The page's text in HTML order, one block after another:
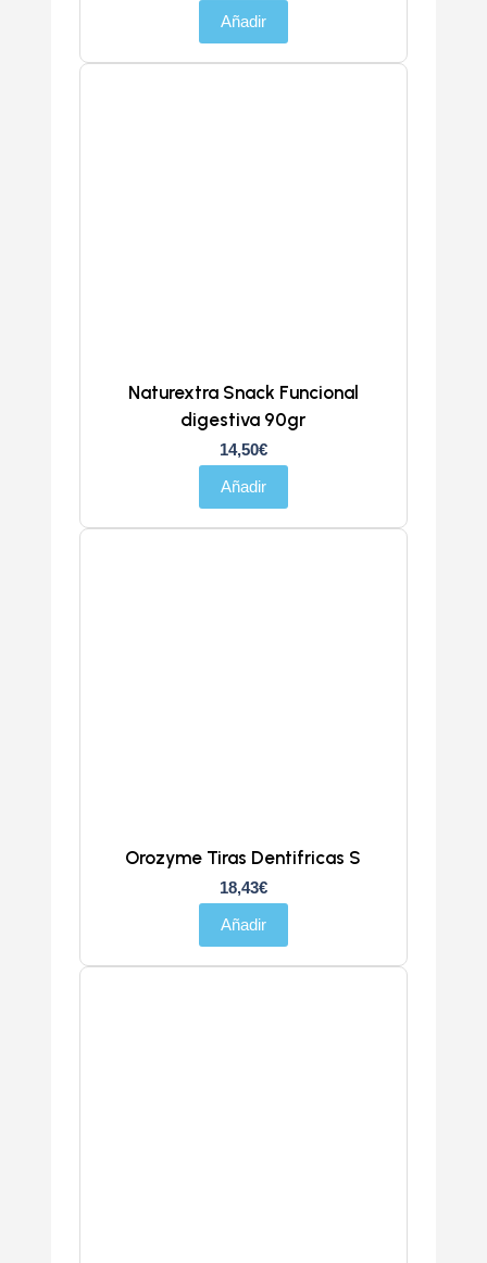
Añadir
Naturextra Snack Funcional
digestiva 90gr
14,50€
Añadir
Orozyme Tiras Dentifricas S
18,43€
Añadir